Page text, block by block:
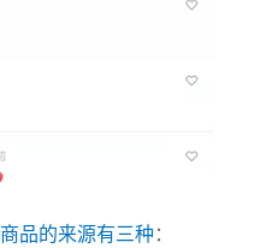
商品的来源有三种 ：